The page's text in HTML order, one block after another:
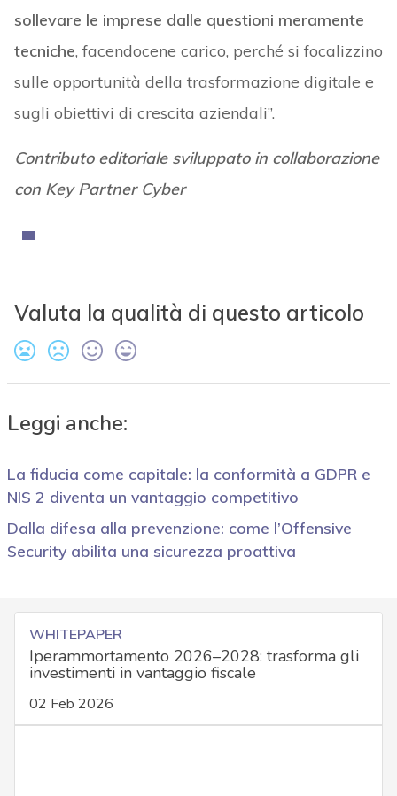
sollevare le imprese dalle questioni meramente
tecniche, facendocene carico, perché si focalizzino
sulle opportunità della trasformazione digitale e
sugli obiettivi di crescita aziendali”.
Contributo editoriale sviluppato in collaborazione
con Key Partner Cyber
Valuta la qualità di questo articolo
Leggi anche:
La fiducia come capitale: la conformità a GDPR e
NIS 2 diventa un vantaggio competitivo
Dalla difesa alla prevenzione: come l’Offensive
Security abilita una sicurezza proattiva
WHITEPAPER
Iperammortamento 2026–2028: trasforma gli
investimenti in vantaggio fiscale
02 Feb 2026